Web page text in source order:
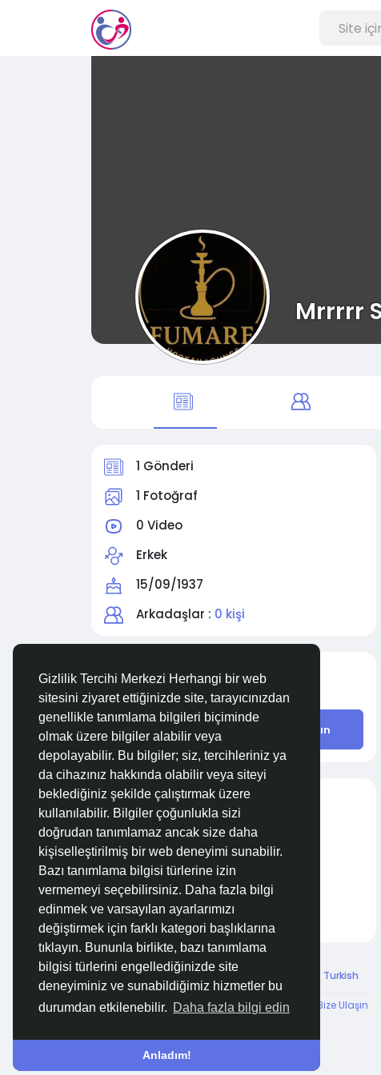
Gizlilik Tercihi Merkezi Herhangi bir web
sitesini ziyaret ettiğinizde site, tarayıcınızdan
genellikle tanımlama bilgileri biçiminde
olmak üzere bilgiler alabilir veya
depolayabilir. Bu bilgiler; siz, tercihleriniz ya
da cihazınız hakkında olabilir veya siteyi
beklediğiniz şekilde çalıştırmak üzere
kullanılabilir. Bilgiler çoğunlukla sizi
doğrudan tanımlamaz ancak size daha
kişiselleştirilmiş bir web deneyimi sunabilir.
Bazı tanımlama bilgisi türlerine izin
vermemeyi seçebilirsiniz. Daha fazla bilgi
edinmek ve varsayılan ayarlarımızı
değiştirmek için farklı kategori başlıklarına
tıklayın. Bununla birlikte, bazı tanımlama
bilgisi türlerini engellediğinizde site
deneyiminiz ve sunabildiğimiz hizmetler bu
durumdan etkilenebilir. Daha fazla bilgi edin
Anladım!
Mrrrrr
1 Gönderi
1 Fotoğraf
0 Video
Erkek
15/09/1937
Arkadaşlar : 0 kişi
Site içinde arama yapın
Site içinde arama yapın
Fotoğraf
© 2026 Özelim Turkish
Hakkımızda Koşullar KVKK HSVTP İBMYR
Bize Ulaşın